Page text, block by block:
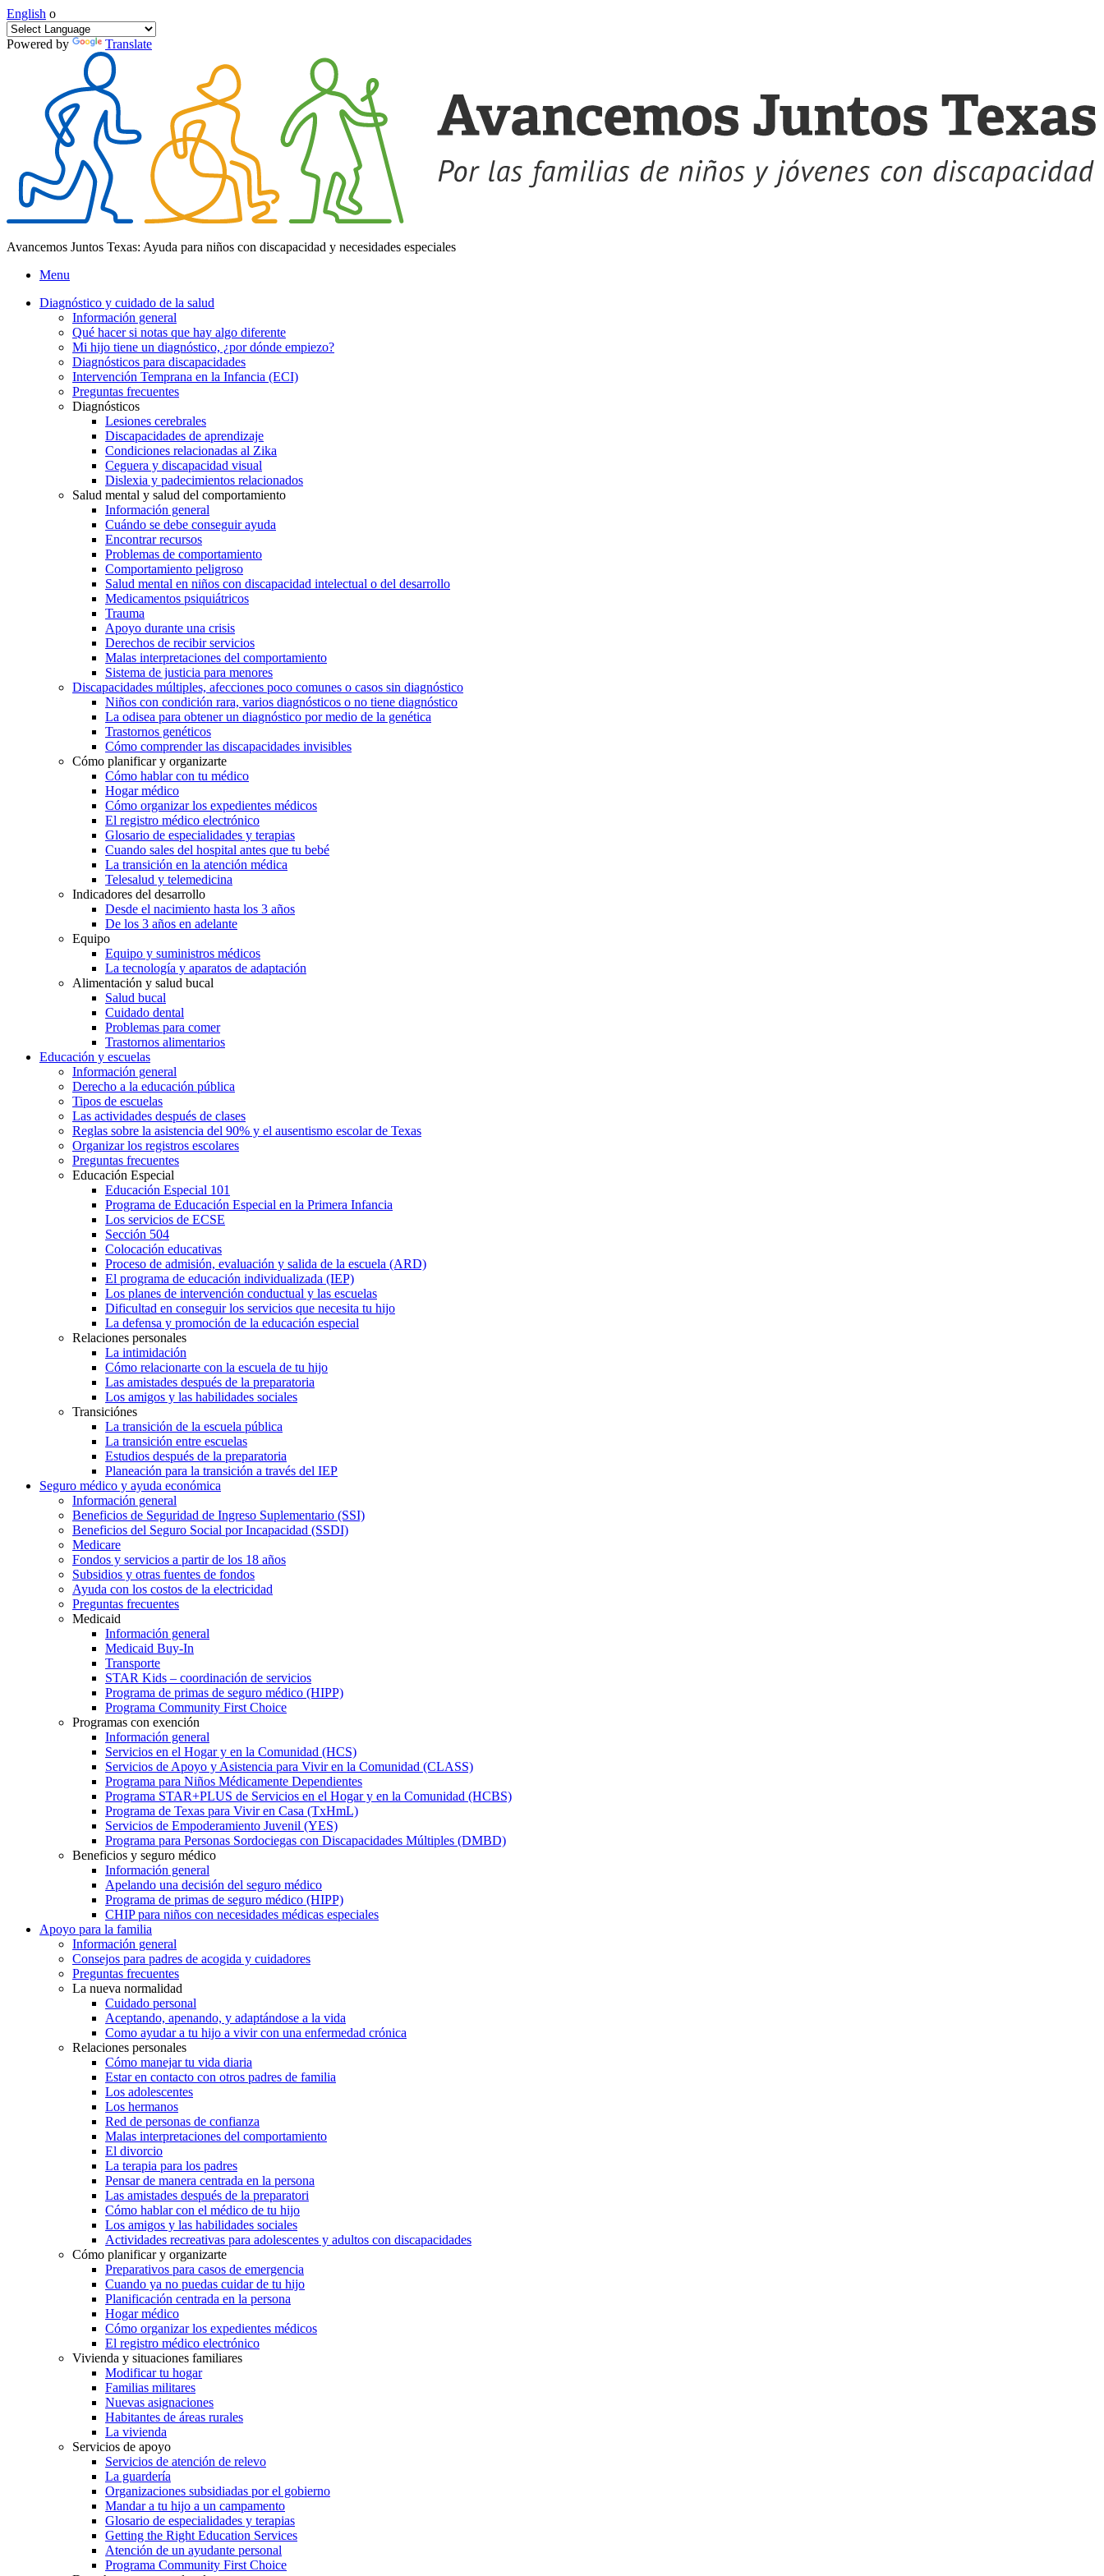
English o
Powered by Translate
Avancemos Juntos Texas: Ayuda para niños con discapacidad y necesidades especiales
Menu
Diagnóstico y cuidado de la salud
Información general
Qué hacer si notas que hay algo diferente
Mi hijo tiene un diagnóstico, ¿por dónde empiezo?
Diagnósticos para discapacidades
Intervención Temprana en la Infancia (ECI)
Preguntas frecuentes
Diagnósticos
Lesiones cerebrales
Discapacidades de aprendizaje
Condiciones relacionadas al Zika
Ceguera y discapacidad visual
Dislexia y padecimientos relacionados
Salud mental y salud del comportamiento
Información general
Cuándo se debe conseguir ayuda
Encontrar recursos
Problemas de comportamiento
Comportamiento peligroso
Salud mental en niños con discapacidad intelectual o del desarrollo
Medicamentos psiquiátricos
Trauma
Apoyo durante una crisis
Derechos de recibir servicios
Malas interpretaciones del comportamiento
Sistema de justicia para menores
Discapacidades múltiples, afecciones poco comunes o casos sin diagnóstico
Niños con condición rara, varios diagnósticos o no tiene diagnóstico
La odisea para obtener un diagnóstico por medio de la genética
Trastornos genéticos
Cómo comprender las discapacidades invisibles
Cómo planificar y organizarte
Cómo hablar con tu médico
Hogar médico
Cómo organizar los expedientes médicos
El registro médico electrónico
Glosario de especialidades y terapias
Cuando sales del hospital antes que tu bebé
La transición en la atención médica
Telesalud y telemedicina
Indicadores del desarrollo
Desde el nacimiento hasta los 3 años
De los 3 años en adelante
Equipo
Equipo y suministros médicos
La tecnología y aparatos de adaptación
Alimentación y salud bucal
Salud bucal
Cuidado dental
Problemas para comer
Trastornos alimentarios
Educación y escuelas
Información general
Derecho a la educación pública
Tipos de escuelas
Las actividades después de clases
Reglas sobre la asistencia del 90% y el ausentismo escolar de Texas
Organizar los registros escolares
Preguntas frecuentes
Educación Especial
Educación Especial 101
Programa de Educación Especial en la Primera Infancia
Los servicios de ECSE
Sección 504
Colocación educativas
Proceso de admisión, evaluación y salida de la escuela (ARD)
El programa de educación individualizada (IEP)
Los planes de intervención conductual y las escuelas
Dificultad en conseguir los servicios que necesita tu hijo
La defensa y promoción de la educación especial
Relaciones personales
La intimidación
Cómo relacionarte con la escuela de tu hijo
Las amistades después de la preparatoria
Los amigos y las habilidades sociales
Transiciónes
La transición de la escuela pública
La transición entre escuelas
Estudios después de la preparatoria
Planeación para la transición a través del IEP
Seguro médico y ayuda económica
Información general
Beneficios de Seguridad de Ingreso Suplementario (SSI)
Beneficios del Seguro Social por Incapacidad (SSDI)
Medicare
Fondos y servicios a partir de los 18 años
Subsidios y otras fuentes de fondos
Ayuda con los costos de la electricidad
Preguntas frecuentes
Medicaid
Información general
Medicaid Buy-In
Transporte
STAR Kids – coordinación de servicios
Programa de primas de seguro médico (HIPP)
Programa Community First Choice
Programas con exención
Información general
Servicios en el Hogar y en la Comunidad (HCS)
Servicios de Apoyo y Asistencia para Vivir en la Comunidad (CLASS)
Programa para Niños Médicamente Dependientes
Programa STAR+PLUS de Servicios en el Hogar y en la Comunidad (HCBS)
Programa de Texas para Vivir en Casa (TxHmL)
Servicios de Empoderamiento Juvenil (YES)
Programa para Personas Sordociegas con Discapacidades Múltiples (DMBD)
Beneficios y seguro médico
Información general
Apelando una decisión del seguro médico
Programa de primas de seguro médico (HIPP)
CHIP para niños con necesidades médicas especiales
Apoyo para la familia
Información general
Consejos para padres de acogida y cuidadores
Preguntas frecuentes
La nueva normalidad
Cuidado personal
Aceptando, apenando, y adaptándose a la vida
Como ayudar a tu hijo a vivir con una enfermedad crónica
Relaciones personales
Cómo manejar tu vida diaria
Estar en contacto con otros padres de familia
Los adolescentes
Los hermanos
Red de personas de confianza
Malas interpretaciones del comportamiento
El divorcio
La terapia para los padres
Pensar de manera centrada en la persona
Las amistades después de la preparatori
Cómo hablar con el médico de tu hijo
Los amigos y las habilidades sociales
Actividades recreativas para adolescentes y adultos con discapacidades
Cómo planificar y organizarte
Preparativos para casos de emergencia
Cuando ya no puedas cuidar de tu hijo
Planificación centrada en la persona
Hogar médico
Cómo organizar los expedientes médicos
El registro médico electrónico
Vivienda y situaciones familiares
Modificar tu hogar
Familias militares
Nuevas asignaciones
Habitantes de áreas rurales
La vivienda
Servicios de apoyo
Servicios de atención de relevo
La guardería
Organizaciones subsidiadas por el gobierno
Mandar a tu hijo a un campamento
Glosario de especialidades y terapias
Getting the Right Education Services
Atención de un ayudante personal
Programa Community First Choice